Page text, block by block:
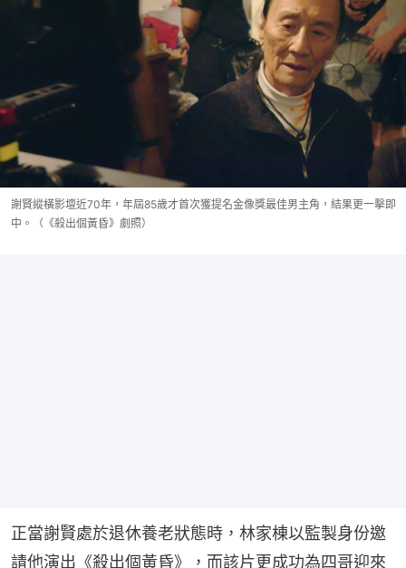
謝賢縱橫影壇近70年，年屆85歲才首次獲提名金像獎最佳男主角，結果更一擊即
中。（《殺出個黃昏》劇照）
正當謝賢處於退休養老狀態時，林家棟以監製身份邀
請他演出《殺出個黃昏》，而該片更成功為四哥迎來